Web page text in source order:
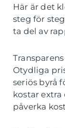
Här är det
steg för
ta del av
Otydliga
seriös byrå
kostar
påverka